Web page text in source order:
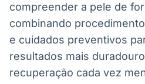
compreender a pele de
combinando
e cuidados preventivos
resultados mais
recuperação cada vez